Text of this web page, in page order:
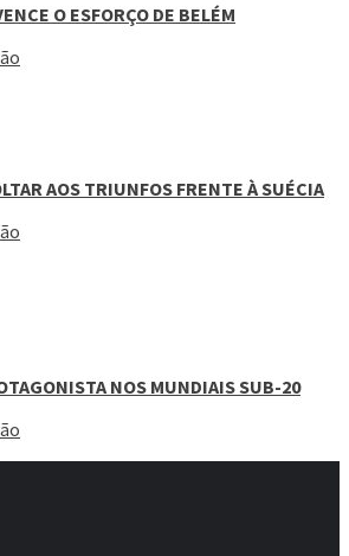
O ESFORÇO DE BELÉM
AOS TRIUNFOS FRENTE À SUÉCIA
NOS MUNDIAIS SUB-20